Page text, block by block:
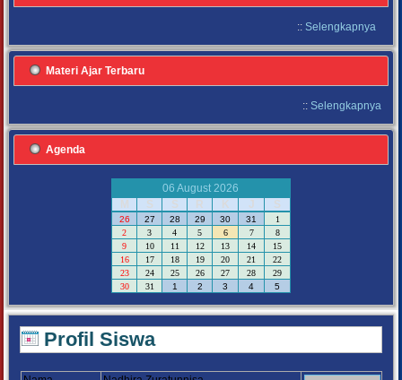
:: Selengkapnya
Materi Ajar Terbaru
:: Selengkapnya
Agenda
06 August 2026
M
S S R K J S
26 27 28 29 30 31
1
2
3 4 5 6 7
8
9
10 11 12 13 14
15
16
17 18 19 20 21
22
23
24 25 26 27 28
29
30
31 1 2 3 4 5
Profil Siswa